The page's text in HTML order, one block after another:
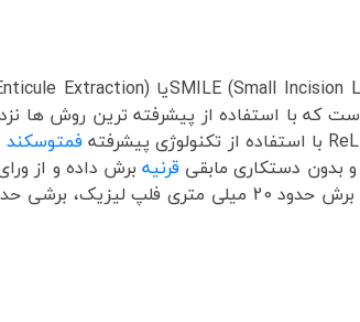
است که با استفاده از پیشرفته ترین روش ها
فمتوسکند
قرنیهبرش داده و از
متری داده می شود.